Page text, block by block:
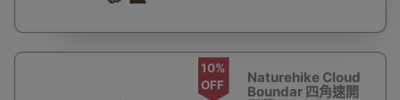
10%
OFF
Naturehike Cloud
Boundar 四角速開